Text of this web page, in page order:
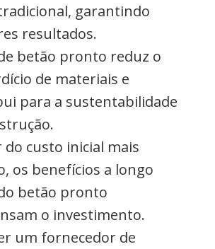
garantindo
resultados.
betão pronto reduz o
de materiais e
para a sustentabilidade
do custo inicial mais
os benefícios a longo
betão pronto
o investimento.
um fornecedor de